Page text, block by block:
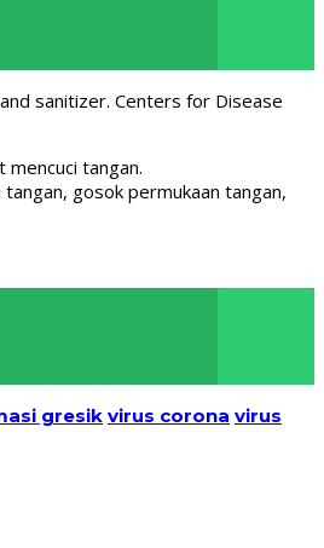
sanitizer. Centers for Disease
tangan.
gosok permukaan tangan,
gresik virus corona virus